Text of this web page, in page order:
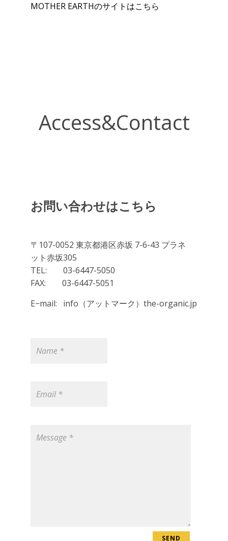
MOTHER EARTHのサイトはこちら
Access&Contact
お問い合わせはこちら
〒107-0052 東京都港区赤坂 7-6-43 プラネ
ット赤坂305
TEL: 03-6447-5050
FAX: 03-6447-5051
E−mail: info（アットマーク）the-organic.jp